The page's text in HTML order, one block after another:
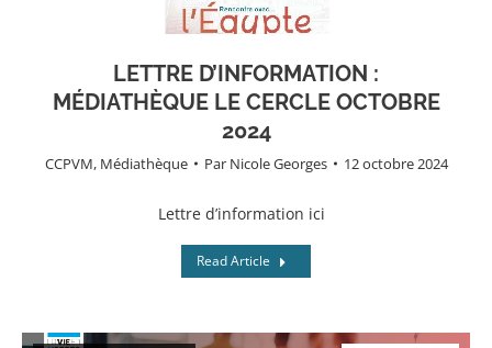
LETTRE D’INFORMATION :
MÉDIATHÈQUE LE CERCLE OCTOBRE
2024
CCPVM, Médiathèque Par Nicole Georges 12 octobre 2024
Lettre d’information ici
Read Article